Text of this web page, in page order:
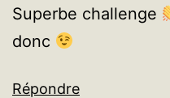
Superbe challenge
donc
Répondre